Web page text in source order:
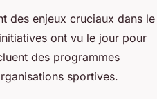
des enjeux cruciaux dans le
ont vu le jour pour
des programmes
sportives.